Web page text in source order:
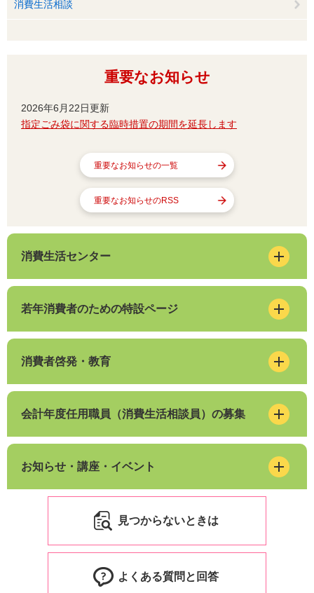
消費生活相談
重要なお知らせ
2026年6月22日更新
指定ごみ袋に関する臨時措置の期間を延長します
重要なお知らせの一覧
重要なお知らせのRSS
消費生活センター
若年消費者のための特設ページ
消費者啓発・教育
会計年度任用職員（消費生活相談員）の募集
お知らせ・講座・イベント
見つからないときは
よくある質問と回答